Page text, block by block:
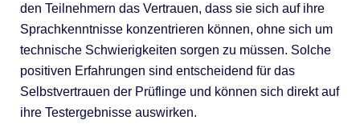
den Teilnehmern das Vertrauen, dass sie sich auf ihre
Sprachkenntnisse konzentrieren können, ohne sich um
technische Schwierigkeiten sorgen zu müssen. Solche
positiven Erfahrungen sind entscheidend für das
Selbstvertrauen der Prüflinge und können sich direkt auf
ihre Testergebnisse auswirken.